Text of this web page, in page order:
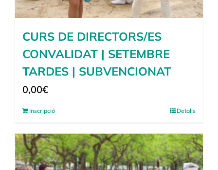
CURS DE DIRECTORS/ES
CONVALIDAT | SETEMBRE
TARDES | SUBVENCIONAT
0,00€
Inscripció Detalls